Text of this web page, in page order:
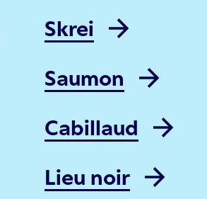
Skrei
Saumon
Cabillaud
Lieu noir